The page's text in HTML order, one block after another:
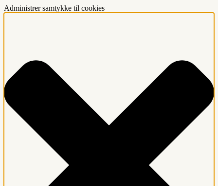
Administrer samtykke til cookies